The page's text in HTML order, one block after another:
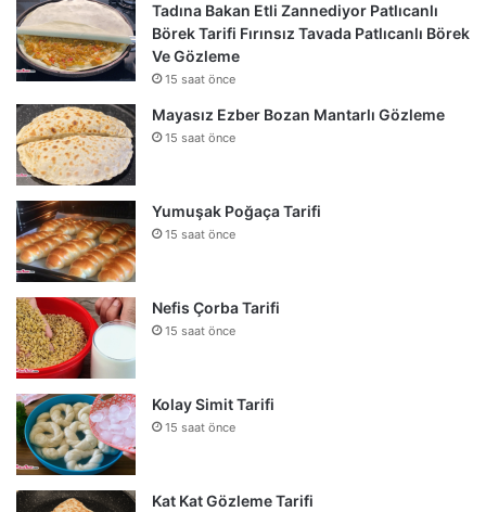
Tadına Bakan Etli Zannediyor Patlıcanlı
Börek Tarifi Fırınsız Tavada Patlıcanlı Börek
Ve Gözleme
15 saat önce
Mayasız Ezber Bozan Mantarlı Gözleme
15 saat önce
Yumuşak Poğaça Tarifi
15 saat önce
Nefis Çorba Tarifi
15 saat önce
Kolay Simit Tarifi
15 saat önce
Kat Kat Gözleme Tarifi